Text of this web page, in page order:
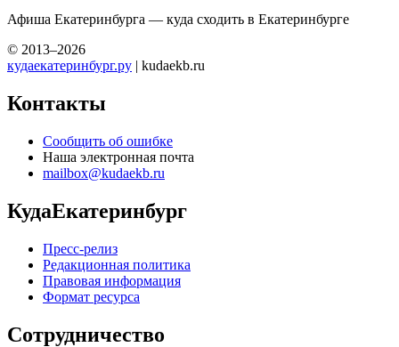
Афиша Екатеринбурга — куда сходить в Екатеринбурге
© 2013–2026
кудаекатеринбург.ру | kudaekb.ru
Контакты
Сообщить об ошибке
Наша электронная почта
mailbox@kudaekb.ru
КудаЕкатеринбург
Пресс-релиз
Редакционная политика
Правовая информация
Формат ресурса
Сотрудничество